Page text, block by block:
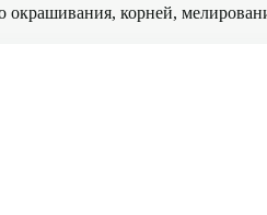
окрашивания, корней,